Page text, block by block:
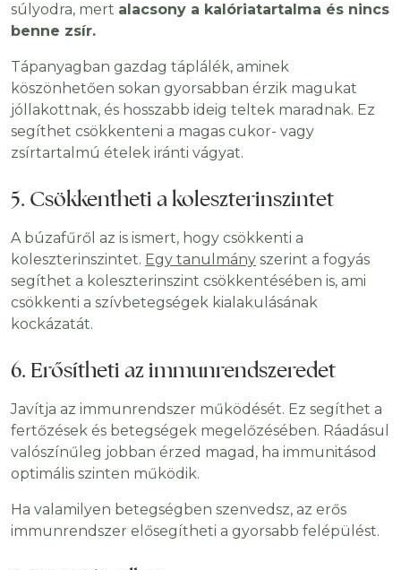
súlyodra, mert alacsony a kalóriatartalma és nincs
benne zsír.
Tápanyagban gazdag táplálék, aminek
köszönhetően sokan gyorsabban érzik magukat
jóllakottnak, és hosszabb ideig teltek maradnak. Ez
segíthet csökkenteni a magas cukor- vagy
zsírtartalmú ételek iránti vágyat.
5. Csökkentheti a koleszterinszintet
A búzafűről az is ismert, hogy csökkenti a
koleszterinszintet. Egy tanulmány szerint a fogyás
segíthet a koleszterinszint csökkentésében is, ami
csökkenti a szívbetegségek kialakulásának
kockázatát.
6. Erősítheti az immunrendszeredet
Javítja az immunrendszer működését. Ez segíthet a
fertőzések és betegségek megelőzésében. Ráadásul
valószínűleg jobban érzed magad, ha immunitásod
optimális szinten működik.
Ha valamilyen betegségben szenvedsz, az erős
immunrendszer elősegítheti a gyorsabb felépülést.